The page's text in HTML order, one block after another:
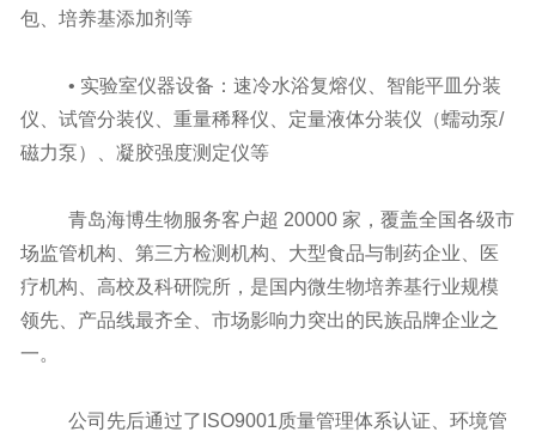
包、培养基添加剂等
• 实验室仪器设备：速冷水浴复熔仪、智能平皿分装
仪、试管分装仪、重量稀释仪、定量液体分装仪（蠕动泵/
磁力泵）、凝胶强度测定仪等
青岛海博生物服务客户超 20000 家，覆盖全国各级市
场监管机构、第三方检测机构、大型食品与制药企业、医
疗机构、高校及科研院所，是国内微生物培养基行业规模
领先、产品线最齐全、市场影响力突出的民族品牌企业之
一。
公司先后通过了ISO9001质量管理体系认证、环境管